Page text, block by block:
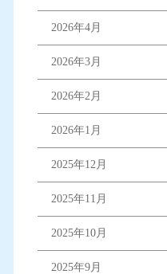
2026年4月
2026年3月
2026年2月
2026年1月
2025年12月
2025年11月
2025年10月
2025年9月